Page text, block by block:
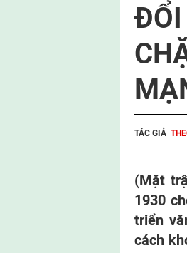
ĐỔI
TÁC GIẢ
(Mặt
1930
triển
cách